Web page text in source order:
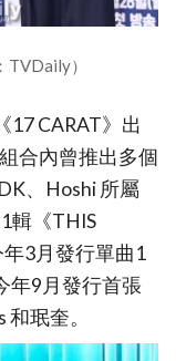
TVDaily）
17 CARAT》出
合內曾推出多個
、Hoshi 所屬
輯《THIS
3月發行單曲1
年9月發行首張
珉奎。